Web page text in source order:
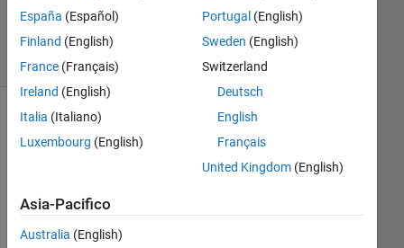
7
Visualizzazioni
(30 giorni)
España (Español)
Finland (English)
France (Français)
Ireland (English)
Italia (Italiano)
Luxembourg (English)
Portugal (English)
Sweden (English)
Switzerland
Deutsch
English
Français
United Kingdom(English)
Asia-Pacifico
Australia (English)